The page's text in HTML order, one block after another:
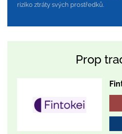
riziko ztráty svých prostředků.
Prop